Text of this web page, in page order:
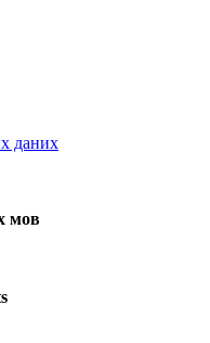
даних
мов